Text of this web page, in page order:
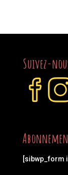
Suivez-
[sibwp_form